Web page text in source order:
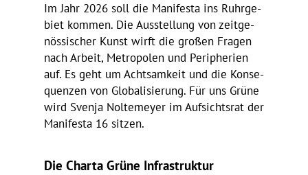
Im Jahr 2026 soll die Mani­festa ins Ruhr­ge­
biet kommen. Die Ausstel­lung von zeit­ge­
nös­si­scher Kunst wirft die großen Fragen
nach Arbeit, Metro­polen und Peri­phe­rien
auf. Es geht um Acht­sam­keit und die Konse­
quenzen von Globa­li­sie­rung. Für uns Grüne
wird Svenja Nolte­meyer im Aufsichtsrat der
Mani­festa 16 sitzen.
Die Charta Grüne Infrastruktur